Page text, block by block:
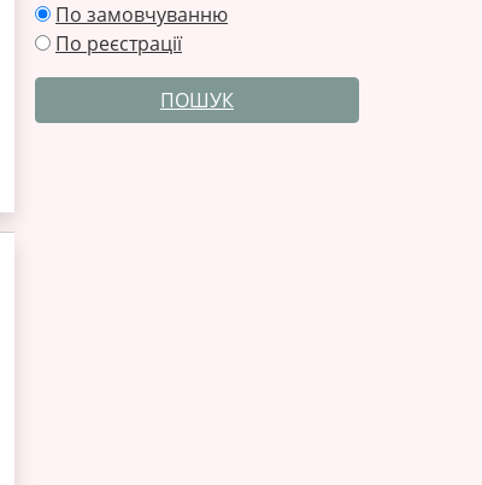
По замовчуванню
По реєстрації
ПОШУК